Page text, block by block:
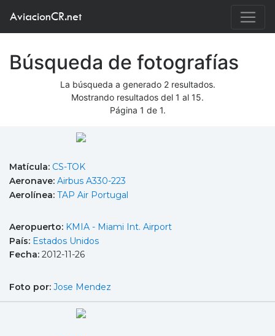
AviacionCR.net
Búsqueda de fotografías
La búsqueda a generado 2 resultados.
Mostrando resultados del 1 al 15.
Página 1 de 1.
Matícula: CS-TOK
Aeronave: Airbus A330-223
Aerolínea: TAP Air Portugal
Aeropuerto: KMIA - Miami Int. Airport
País: Estados Unidos
Fecha: 2012-11-26
Foto por: Jose Mendez